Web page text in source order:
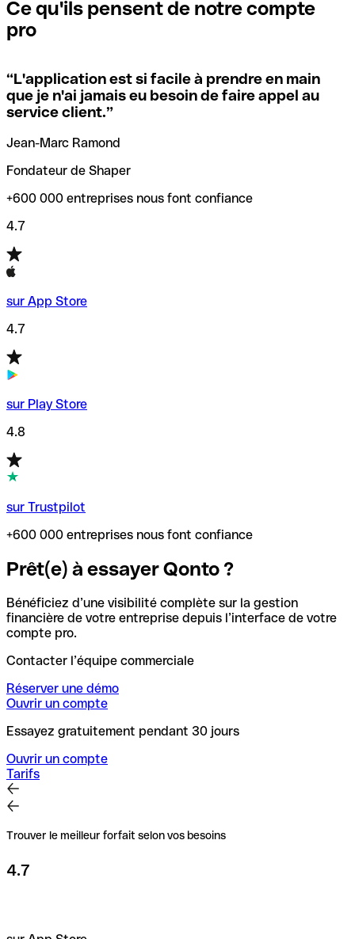
signifie que vous avez le code de l'une des succursales
locales.
Si vous n'êtes pas sûr du code SWIFT que vous devriez
utiliser, nous avons développé un outil de recherche de
codes SWIFT par nom de banque.
vérification/recherche de codes SWIFT. Ainsi, vous pouvez
trouver et vérifier vos codes SWIFT avant de réaliser vos
transferts d’argent.
Ce qu'ils pensent de notre compte
pro
“L'application est si facile à prendre en main
que je n'ai jamais eu besoin de faire appel au
service client.”
Jean-Marc Ramond
Fondateur de Shaper
+600 000 entreprises nous font confiance
4.7
sur App Store
4.7
sur Play Store
4.8
sur Trustpilot
+600 000 entreprises nous font confiance
Prêt(e) à essayer Qonto ?
Bénéficiez d’une visibilité complète sur la gestion
financière de votre entreprise depuis l’interface de votre
compte pro.
Contacter l’équipe commerciale
Réserver une démo
Ouvrir un compte
Essayez gratuitement pendant 30 jours
Ouvrir un compte
Tarifs
Trouver le meilleur forfait selon vos besoins
4.7